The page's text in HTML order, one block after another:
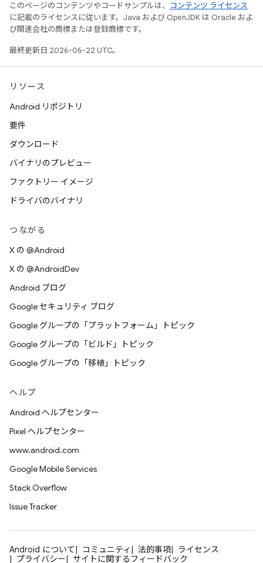
このページのコンテンツやコードサンプルは、
コンテンツ ライセンス
に記載のライセンスに従います。Java および OpenJDK は Oracle およ
び関連会社の商標または登録商標です。
最終更新日 2026-06-22 UTC。
リソース
Android リポジトリ
要件
ダウンロード
バイナリのプレビュー
ファクトリー イメージ
ドライバのバイナリ
つながる
X の @Android
X の @AndroidDev
Android ブログ
Google セキュリティ ブログ
Google グループの「プラットフォーム」トピック
Google グループの「ビルド」トピック
Google グループの「移植」トピック
ヘルプ
Android ヘルプセンター
Pixel ヘルプセンター
www.android.com
Google Mobile Services
Stack Overflow
Issue Tracker
Android について コミュニティ 法的事項
ライセンス
プライバシー
サイトに関するフィードバック